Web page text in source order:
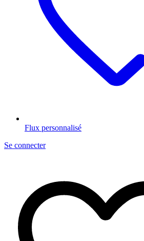
Flux personnalisé
Se connecter